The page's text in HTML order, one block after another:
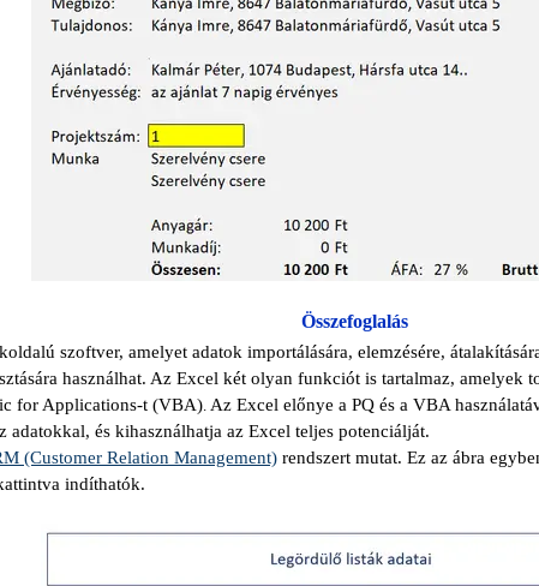
Összefoglalás
szoftver, amelyet adatok importálására, elemzésére,
használhat. Az Excel két olyan funkciót is tartalmaz, amelyek
for Applications-t (VBA) Az Excel előnye a PQ és a VBA
adatokkal, és kihasználhatja az Excel teljes potenciálját.
(Customer Relation Management) rendszert mutat. Ez az ábra
indíthatók.